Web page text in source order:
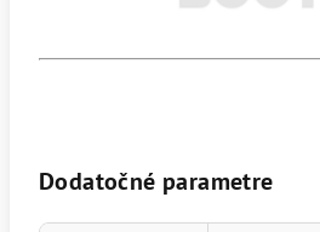
Dodatočné parametre